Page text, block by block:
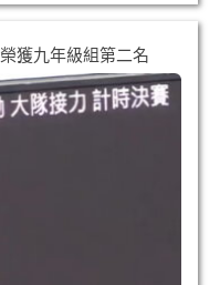
獲九年級組第二名